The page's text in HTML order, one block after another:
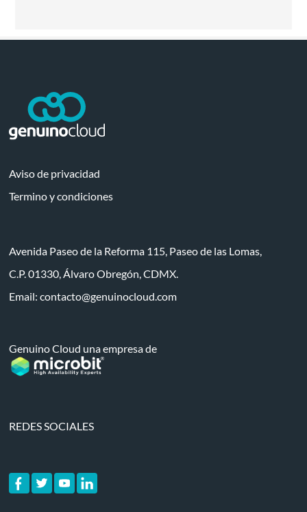
Aviso de privacidad
Termino y condiciones
Avenida Paseo de la Reforma 115, Paseo de las Lomas,
C.P. 01330, Álvaro Obregón, CDMX.
Email:contacto@genuinocloud.com
Genuino Cloud una empresa de
REDES SOCIALES